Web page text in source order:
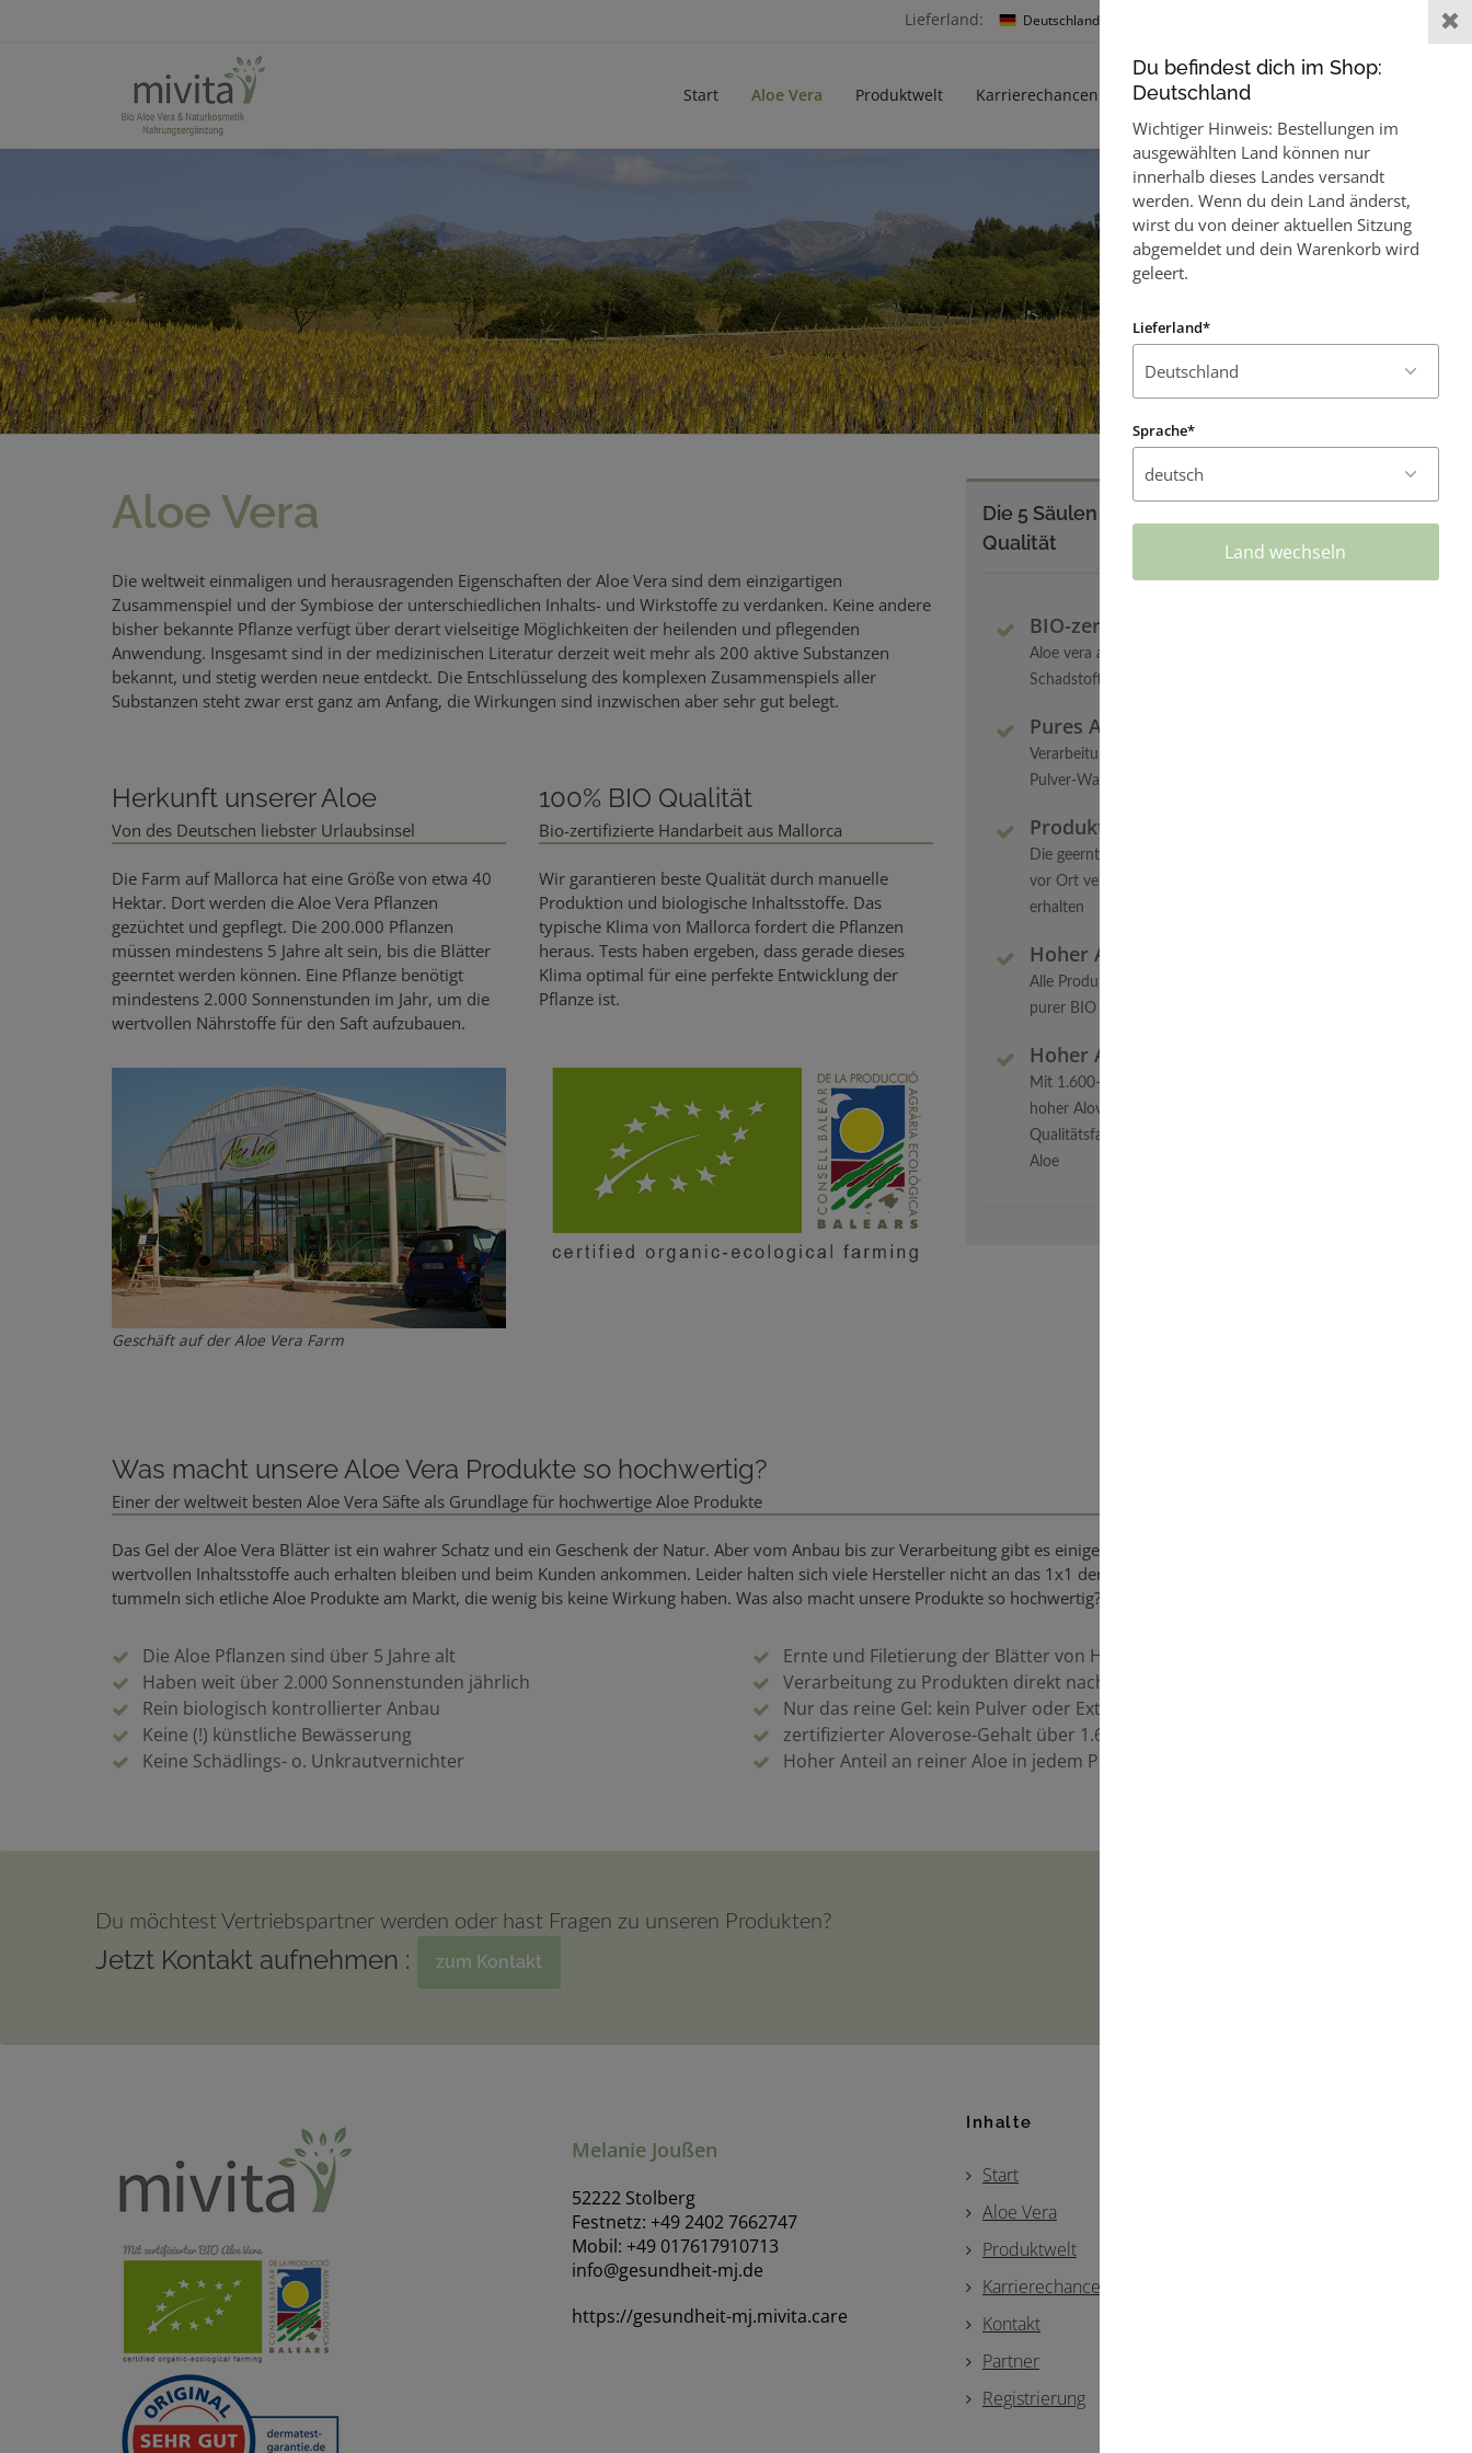
Du befindest dich im Shop:
Deutschland
Wichtiger Hinweis: Bestellungen im
ausgewählten Land können nur
innerhalb dieses Landes versandt
werden. Wenn du dein Land änderst,
wirst du von deiner aktuellen Sitzung
abgemeldet und dein Warenkorb wird
geleert.
Lieferland*
Sprache*
Land wechseln
Lieferland: Deutschland
Start Aloe Vera Produktwelt Karrierechancen Kontakt
Aloe Vera
Die weltweit einmaligen und herausragenden Eigenschaften der Aloe Vera sind dem einzigartigen
Zusammenspiel und der Symbiose der unterschiedlichen Inhalts- und Wirkstoffe zu verdanken. Keine andere
bisher bekannte Pflanze verfügt über derart vielseitige Möglichkeiten der heilenden und pflegenden
Anwendung. Insgesamt sind in der medizinischen Literatur derzeit weit mehr als 200 aktive Substanzen
bekannt, und stetig werden neue entdeckt. Die Entschlüsselung des komplexen Zusammenspiels aller
Substanzen steht zwar erst ganz am Anfang, die Wirkungen sind inzwischen aber sehr gut belegt.
Herkunft unserer Aloe
Von des Deutschen liebster Urlaubsinsel
Die Farm auf Mallorca hat eine Größe von etwa 40
Hektar. Dort werden die Aloe Vera Pflanzen
gezüchtet und gepflegt. Die 200.000 Pflanzen
müssen mindestens 5 Jahre alt sein, bis die Blätter
geerntet werden können. Eine Pflanze benötigt
mindestens 2.000 Sonnenstunden im Jahr, um die
wertvollen Nährstoffe für den Saft aufzubauen.
100% BIO Qualität
Bio-zertifizierte Handarbeit aus Mallorca
Wir garantieren beste Qualität durch manuelle
Produktion und biologische Inhaltsstoffe. Das
typische Klima von Mallorca fordert die Pflanzen
heraus. Tests haben ergeben, dass gerade dieses
Klima optimal für eine perfekte Entwicklung der
Pflanze ist.
Geschäft auf der Aloe Vera Farm
Die 5 Säulen für beste Aloe Vera
Qualität
BIO-zertifiziert
Aloe vera aus biologischem Anbau - keine
Schadstoffe
Pures Aloe Gel
Verarbeitung des reinen Aloe Gels - kein
Pulver-Wasser-Gemisch
Produktion vor Ort
Die geernteten Aloe Blätter werden sofort
vor Ort verarbeitet - die Wirkstoffe bleiben
erhalten
Hoher Aloe Anteil
Alle Produkte haben einen hohen Anteil an
purer BIO Aloe vera
Hoher Aloeverose-Gehalt
Mit 1.600-1.700 mg/l überdurchschnittlich
hoher Aloverose-Gehalt - DER
Qualitätsfaktor für den Wirkstoffgehalt der
Aloe
Was macht unsere Aloe Vera Produkte so hochwertig?
Einer der weltweit besten Aloe Vera Säfte als Grundlage für hochwertige Aloe Produkte
Das Gel der Aloe Vera Blätter ist ein wahrer Schatz und ein Geschenk der Natur. Aber vom Anbau bis zur Verarbeitung gibt es einiges zu beachten, damit diese
wertvollen Inhaltsstoffe auch erhalten bleiben und beim Kunden ankommen. Leider halten sich viele Hersteller nicht an das 1x1 der Aloe Vera Herstellung und so
tummeln sich etliche Aloe Produkte am Markt, die wenig bis keine Wirkung haben. Was also macht unsere Produkte so hochwertig?
Die Aloe Pflanzen sind über 5 Jahre alt
Haben weit über 2.000 Sonnenstunden jährlich
Rein biologisch kontrollierter Anbau
Keine (!) künstliche Bewässerung
Keine Schädlings- o. Unkrautvernichter
Ernte und Filetierung der Blätter von Hand
Verarbeitung zu Produkten direkt nach der Ernte
Nur das reine Gel: kein Pulver oder Extrakt
zertifizierter Aloverose-Gehalt über 1.600 mg/l
Hoher Anteil an reiner Aloe in jedem Produkt
Du möchtest Vertriebspartner werden oder hast Fragen zu unseren Produkten?
Jetzt Kontakt aufnehmen : zum Kontakt
Melanie Joußen
52222 Stolberg
Festnetz: +49 2402 7662747
Mobil: +49 017617910713
info@gesundheit-mj.de
https://gesundheit-mj.mivita.care
Inhalte
Start
Aloe Vera
Produktwelt
Karrierechancen
Kontakt
Partner
Registrierung